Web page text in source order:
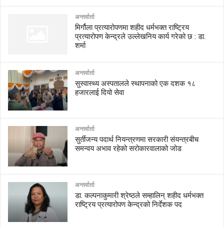
अन्तर्वार्ता
मिर्गौला प्रत्यारोपणमा शहीद धर्मभक्त राष्ट्रिय
प्रत्यारोपण केन्द्रले उल्लेखनिय कार्य गरेको छ : डा.
शर्मा
अन्तर्वार्ता
सुस्वास्थ्य अस्पतालले स्थापनाको एक दशक १८
हजारलाई दियो सेवा
अन्तर्वार्ता
सुर्तीजन्य पदार्थ नियन्त्रणमा सरकारी संयन्त्रबीच
समन्वय अभाव रहेको सरोकारवालाको जोड
अन्तर्वार्ता
डा. कल्पनाकुमारी श्रेष्ठले सम्हालिन् शहीद धर्मभक्त
राष्ट्रिय प्रत्यारोपण केन्द्रको निर्देशक पद